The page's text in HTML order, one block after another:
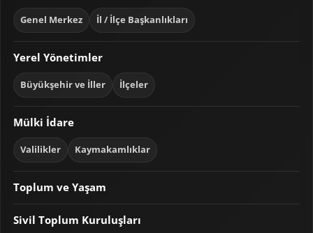
Genel Merkez İl / İlçe Başkanlıkları
Yerel Yönetimler
Büyükşehir ve İller İlçeler
Mülki İdare
Valilikler Kaymakamlıklar
Toplum ve Yaşam
Sivil Toplum Kuruluşları